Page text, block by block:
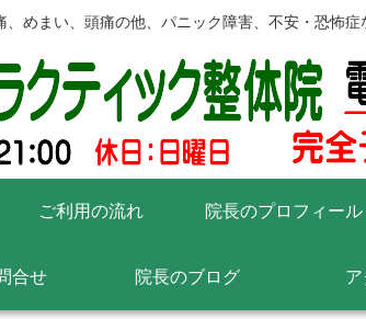
、めまい、頭痛の他、パニック障害、不安・恐怖
ご利用の流れ 院長のプロフィール
合せ 院長のブログ